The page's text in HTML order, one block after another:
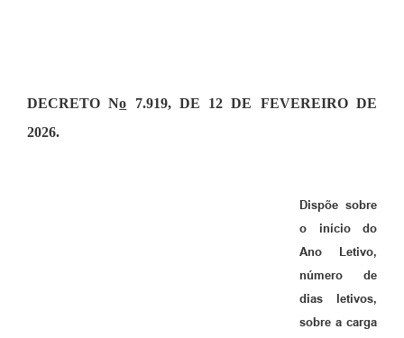
DECRETO No 7.919, DE 12 DE FEVEREIRO DE
2026.
Dispõe sobre
o início do
Ano Letivo,
número de
dias letivos,
sobre a carga